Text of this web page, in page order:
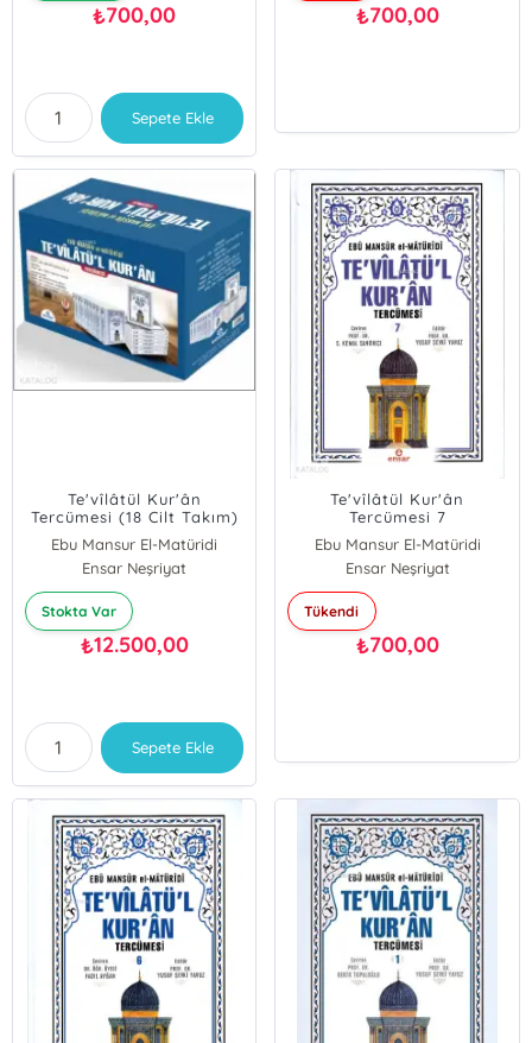
₺700,00
Sepete Ekle
₺700,00
Te'vîlâtül Kur'ân
Tercümesi (18 Cilt Takım)
Ebu Mansur El-Matüridi
Ensar Neşriyat
Stokta Var
₺12.500,00
Sepete Ekle
Te'vîlâtül Kur'ân
Tercümesi 7
Ebu Mansur El-Matüridi
Ensar Neşriyat
Tükendi
₺700,00